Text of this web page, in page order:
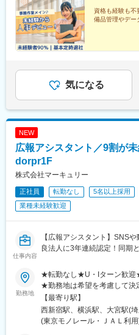
工機前駅、中央前橋駅、西桐
曽根田駅、近鉄名古屋駅、大
第一通り駅、新西金沢駅、西
市駅、上栄町駅、大阪梅田駅
駅、浅香駅、神戸駅(兵庫県)
園駅(福岡県)、西鉄福岡駅、
駅、谷山駅(指宿枕崎線)、美
港第２ターミナル駅(東京モ
駅、電鉄富山駅、末広町駅(
(神戸市営)、阪神国道駅、畝
橋通駅、上塩屋駅、旭橋駅
神南駅、眉山ロープウェイ山
駅、渋谷駅、新宿駅、新宿三
駅、八王子駅、立川駅、新横
藤沢駅、海老名駅(相模線)、
上尾駅、新座駅、熊谷駅、春
駅、伊勢崎駅、前橋駅、世
幌駅、函館駅、小樽駅、千
駅、久慈駅、水沢駅、秋田
古川駅、気仙沼駅、蔵王駅
(福島県)、いわき駅、会津若
屋駅、栄駅(愛知県)、豊橋駅
岡県)、大場駅、西金沢駅、
田駅、白山駅(新潟県)、新津
址大名町駅、水居駅、丸岡駅
垣駅、津駅、近鉄四日市駅、
駅(滋賀県)、大津駅、南草津
駅(地下鉄)、布施駅、堺市駅
駅(ＪＲ線)、手柄駅、奈良駅
木駅、和歌山駅、和歌山市
駅、出雲市駅、山口駅(山口
橋駅、南行橋駅、長崎駅(長
西大分駅、熊本駅、南宮崎
市電)、那覇空港駅(鉄道)、
前駅、神奈川駅、羽田空港第
保駅、さっぽろ駅、広瀬通
資格も経験も不
備品管理やデー
気になる
NEW
広報アシスタント／9割が
dorpr1F
株式会社マーキュリー
正社員 転勤なし 5名以上採用
業種未経験歓迎
仕事内容
【広報アシスタント】SNS
良法人に3年連続認定！同期
勤務地
★転勤なし★U・Iターン歓迎
★勤務地は希望を考慮して決
生活圏を変えたくない」そ
の就職・転職も応援します！
アを変えたいという相談も可
【最寄り駅】
西新宿駅、横浜駅、大宮駅(
(東京モノレール・ＪＡＬ利